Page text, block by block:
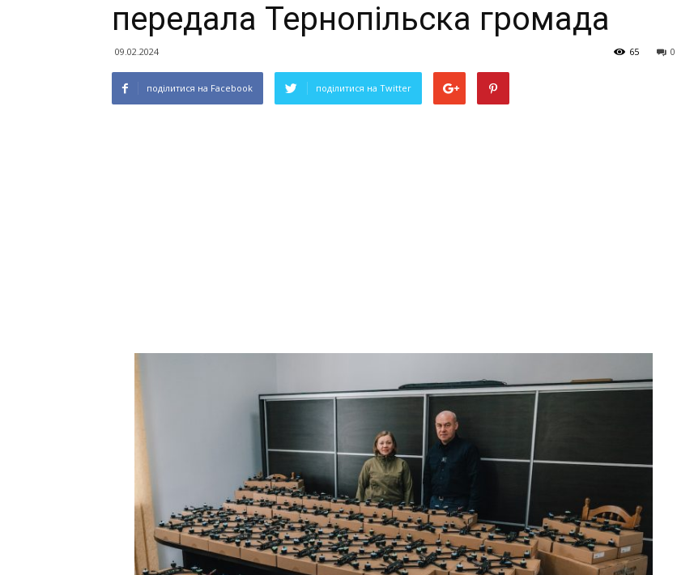
передала Тернопільска громада
09.02.2024 0
65
поділитися на Facebook поділитися на Twitter